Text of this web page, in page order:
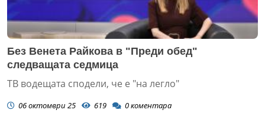
Без Венета Райкова в "Преди обед"
следващата седмица
ТВ водещата сподели, че е "на легло"
06 октомври 25 619 0коментара